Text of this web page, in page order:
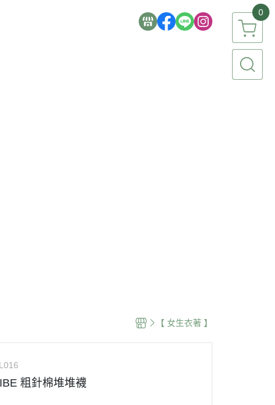
0
【 女生衣著 】
粗針棉堆堆襪